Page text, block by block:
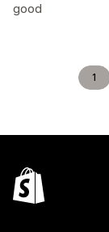
good
1